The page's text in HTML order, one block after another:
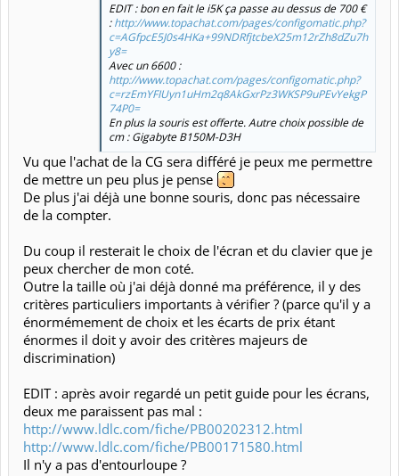
EDIT : bon en fait le i5K ça passe au dessus de 700 €
:http://www.topachat.com/pages/configomatic.php?
c=AGfpcE5J0s4HKa+99NDRfjtcbeX25m12rZh8dZu7h
y8=
Avec un 6600 :
http://www.topachat.com/pages/configomatic.php?
c=rzEmYFIUyn1uHm2q8AkGxrPz3WKSP9uPEvYekgP
74P0=
En plus la souris est offerte. Autre choix possible de
cm : Gigabyte B150M-D3H
Vu que l'achat de la CG sera différé je peux me permettre
de mettre un peu plus je pense
De plus j'ai déjà une bonne souris, donc pas nécessaire
de la compter.
Du coup il resterait le choix de l'écran et du clavier que je
peux chercher de mon coté.
Outre la taille où j'ai déjà donné ma préférence, il y des
critères particuliers importants à vérifier ? (parce qu'il y a
énormémement de choix et les écarts de prix étant
énormes il doit y avoir des critères majeurs de
discrimination)
EDIT : après avoir regardé un petit guide pour les écrans,
deux me paraissent pas mal :
http://www.ldlc.com/fiche/PB00202312.html
http://www.ldlc.com/fiche/PB00171580.html
Il n'y a pas d'entourloupe ?